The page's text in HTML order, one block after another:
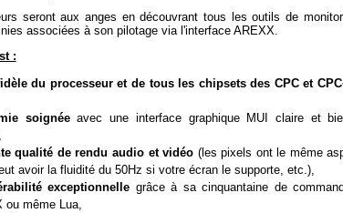
seront aux anges en découvrant tous les outils de
associées à son pilotage via l'interface AREXX.
:
du processeur et de tous les chipsets des CPC et
soignéeavec une interface graphique MUI claire et
qualité de rendu audio et vidéo (les pixels ont le même
avoir la fluidité du 50Hz si votre écran le supporte, etc.),
exceptionnelle grâce à sa cinquantaine de
ou même Lua,